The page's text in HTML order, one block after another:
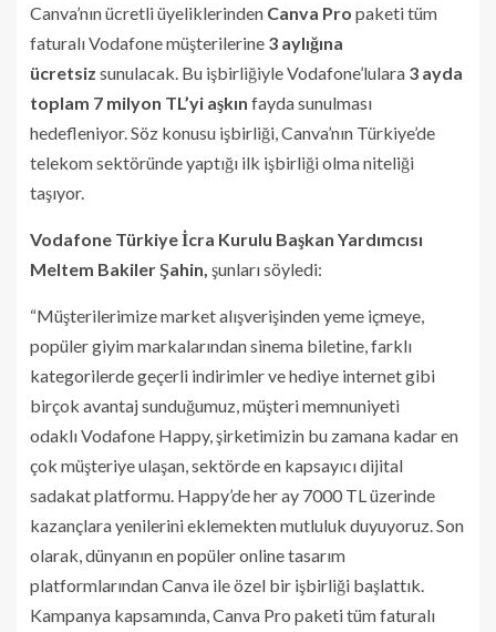
Canva’nın ücretli üyeliklerinden Canva Pro paketi tüm
faturalı Vodafone müşterilerine 3 aylığına
ücretsiz sunulacak. Bu işbirliğiyle Vodafone’lulara 3 ayda
toplam 7 milyon TL’yi aşkın fayda sunulması
hedefleniyor. Söz konusu işbirliği, Canva’nın Türkiye’de
telekom sektöründe yaptığı ilk işbirliği olma niteliği
taşıyor.
Vodafone Türkiye İcra Kurulu Başkan Yardımcısı
Meltem Bakiler Şahin, şunları söyledi:
“Müşterilerimize market alışverişinden yeme içmeye,
popüler giyim markalarından sinema biletine, farklı
kategorilerde geçerli indirimler ve hediye internet gibi
birçok avantaj sunduğumuz, müşteri memnuniyeti
odaklı Vodafone Happy, şirketimizin bu zamana kadar en
çok müşteriye ulaşan, sektörde en kapsayıcı dijital
sadakat platformu. Happy’de her ay 7000 TL üzerinde
kazançlara yenilerini eklemekten mutluluk duyuyoruz. Son
olarak, dünyanın en popüler online tasarım
platformlarından Canva ile özel bir işbirliği başlattık.
Kampanya kapsamında, Canva Pro paketi tüm faturalı